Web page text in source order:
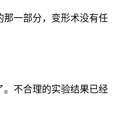
那一部分，变形术没有任
。不合理的实验结果已经